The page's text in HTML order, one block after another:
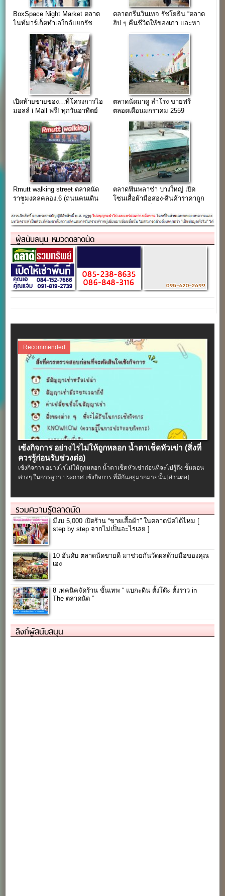
BoxSpace Night Market ตลาด
ไนท์มาร์เก็ตทำเลใกล้แยกรัช
ตลาดกรีนวินเทจ รัชโยธิน “ตลาด
ฮิป ๆ คืนชีวิตให้ของเก่า และหา
เปิดท้ายขายของ…ที่โครงการไอ
มอลล์ i Mall ฟรี! ทุกวันอาทิตย์
ตลาดนัดมาดู สำโรง ขายฟรี
ตลอดเดือนมกราคม 2559
Rmutt walking street ตลาดนัด
ราชมงคลคลอง.6 (ถนนคนเดิน
ตลาดฟินพลาซ่า บางใหญ่ เปิด
โซนเสื้อผ้ามือสอง-สินค้าราคาถูก
ผู้สนับสนุน หมวดตลาดนัด
Recommended
เซ้งกิจการ อย่างไรไม่ให้ถูกหลอก น้ำตาเช็ดหัวเข่า (สิ่งที่
ควรรู้ก่อนรับช่วงต่อ)
เซ้งกิจการ อย่างไรไม่ให้ถูกหลอก น้ำตาเช็ดหัวเข่าก่อนที่จะไปรู้ถึง ขั้นตอน
ต่างๆ ในการดูว่า ประกาศ เซ้งกิจการ ที่มีกันอยู่มากมายนั้น[อ่านต่อ]
รวมความรู้ตลาดนัด
มีงบ 5,000 เปิดร้าน “ขายเสื้อผ้า” ในตลาดนัดได้ไหม [
step by step จากไม่เป็นอะไรเลย ]
10 อันดับ ตลาดนัดขายดี มาช่วยกันวัดผลด้วยมือของคุณ
เอง
8 เทคนิคจัดร้าน ขั้นเทพ “ แบกะดิน ตั้งโต๊ะ ตั้งราว in
The ตลาดนัด ”
ลิงก์ผู้สนับสนุน